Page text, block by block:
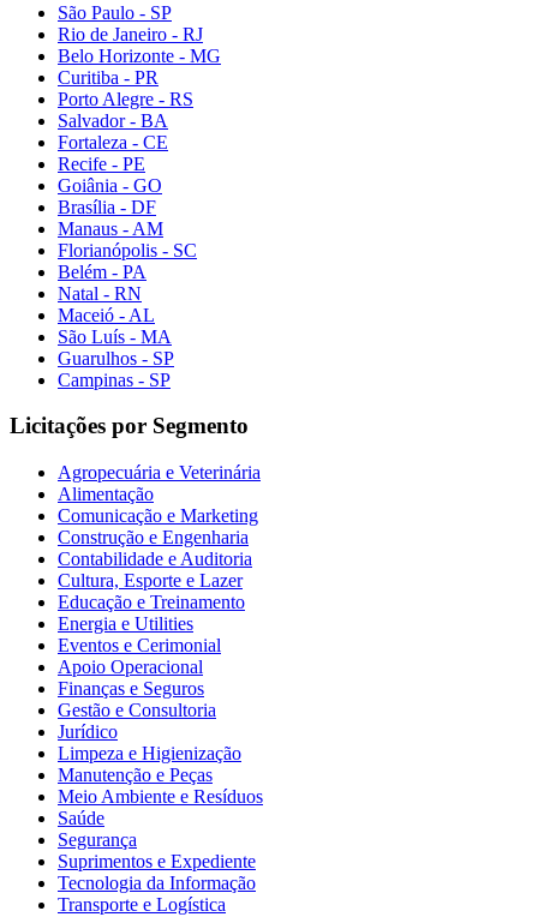
São Paulo - SP
Rio de Janeiro - RJ
Belo Horizonte - MG
Curitiba - PR
Porto Alegre - RS
Salvador - BA
Fortaleza - CE
Recife - PE
Goiânia - GO
Brasília - DF
Manaus - AM
Florianópolis - SC
Belém - PA
Natal - RN
Maceió - AL
São Luís - MA
Guarulhos - SP
Campinas - SP
Licitações por Segmento
Agropecuária e Veterinária
Alimentação
Comunicação e Marketing
Construção e Engenharia
Contabilidade e Auditoria
Cultura, Esporte e Lazer
Educação e Treinamento
Energia e Utilities
Eventos e Cerimonial
Apoio Operacional
Finanças e Seguros
Gestão e Consultoria
Jurídico
Limpeza e Higienização
Manutenção e Peças
Meio Ambiente e Resíduos
Saúde
Segurança
Suprimentos e Expediente
Tecnologia da Informação
Transporte e Logística